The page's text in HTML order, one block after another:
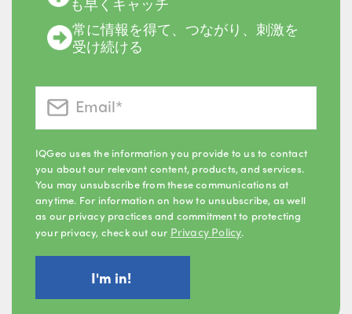
常に情報を得て、つながり、刺激を
受け続ける
IQGeo uses the information you provide to us to contact
you about our relevant content, products, and services.
You may unsubscribe from these communications at
anytime. For information on how to unsubscribe, as well
as our privacy practices and commitment to protecting
your privacy, check out our Privacy Policy.